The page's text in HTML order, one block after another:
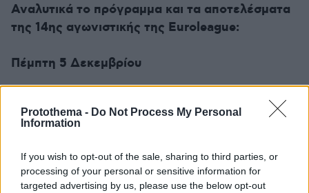
Protothema - Do Not Process My Personal
Information
If you wish to opt-out of the sale, sharing to third parties, or
processing of your personal or sensitive information for
targeted advertising by us, please use the below opt-out
Αναλυτικά το πρόγραμμα και τα αποτελέσματα
της 14ης αγωνιστικής της Euroleague:
Πέμπτη 5 Δεκεμβρίου
Ζάλγκιρις Κάουνας – Αναντολού Εφές 85-72
Μακάμπι Τελ Αβίβ – Μπαρτσελόνα 86-88
Παρτίζαν – Παναθηναϊκός 91-73
Ρεάλ Μαδρίτης – Φενέρμπαχτσε 70-82